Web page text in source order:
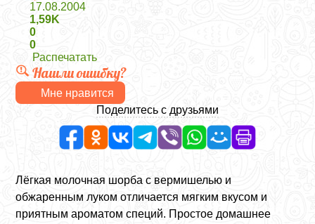
17.08.2004
1,59K
0
0
Распечатать
Нашли ошибку?
Мне нравится
Поделитесь с друзьями
Лёгкая молочная шорба с вермишелью и
обжаренным луком отличается мягким вкусом и
приятным ароматом специй. Простое домашнее